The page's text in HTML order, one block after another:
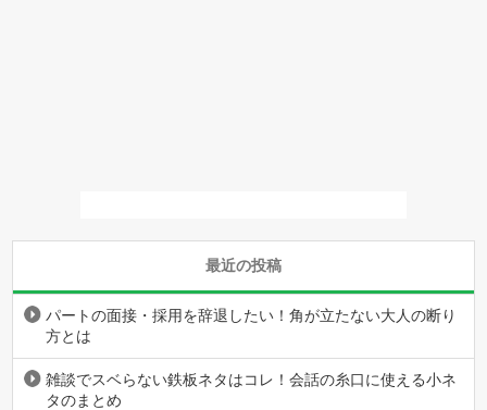
最近の投稿
パートの面接・採用を辞退したい！角が立たない大人の断り
方とは
雑談でスベらない鉄板ネタはコレ！会話の糸口に使える小ネ
タのまとめ